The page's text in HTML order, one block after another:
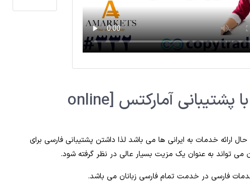
📢راه های ارتباط با پشتیبانی آمارکتس [online
حال ارائه خدمات به ایرانی ها می باشد لذا داشتن پشتیبانی فارسی برای
می تواند به عنوان یک مزیت بسیار عالی در نظر گرفته شود.
خدمات فارسی در خدمت تمام فارسی زبانان می باشد.